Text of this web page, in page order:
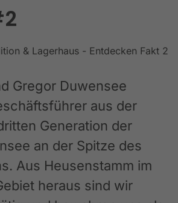
Gregor Duwensee
aus der
Generation der
an der Spitze des
Aus Heusenstamm im
heraus sind wir